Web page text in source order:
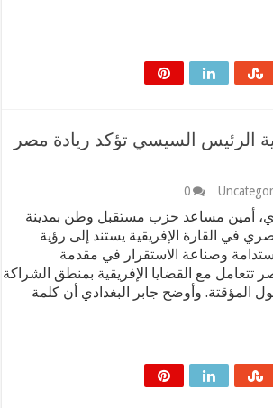
الرئيس السيسي تؤكد ريادة مصر
0
أمين مساعد حزب مستقبل وطن بمدينة
في القارة الإفريقية يستند إلى رؤية
وصناعة الاستقرار في مقدمة
تتعامل مع القضايا الإفريقية بمنطق الشراكة
المؤقتة. وأوضح جابر البغدادي أن كلمة